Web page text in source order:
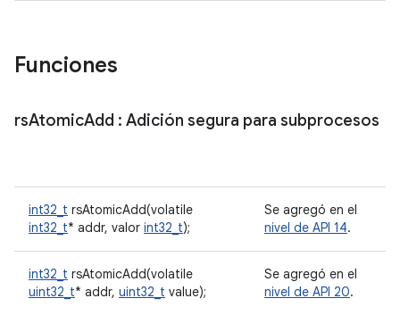
Funciones
rsAtomicAdd : Adición segura para subprocesos
int32_t rsAtomicAdd(volatile
int32_t* addr, valor int32_t);
Se agregó en el
nivel de API 14.
int32_t rsAtomicAdd(volatile
uint32_t* addr, uint32_t value);
Se agregó en el
nivel de API 20.